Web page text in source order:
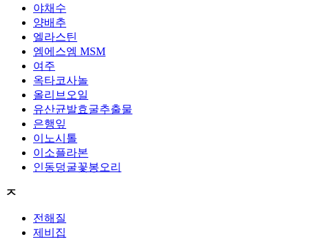
야채수
양배추
엘라스틴
엠에스엠 MSM
여주
옥타코사놀
올리브오일
유산균발효굴추출물
은행잎
이노시톨
이소플라본
인동덩굴꽃봉오리
ㅈ
전해질
제비집